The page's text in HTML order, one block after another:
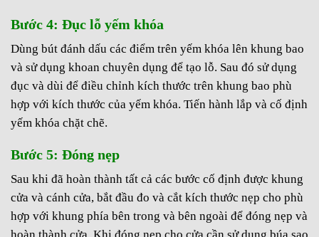
Bước 4: Đục lỗ yếm khóa
Dùng bút đánh dấu các điểm trên yếm khóa lên khung bao
và sử dụng khoan chuyên dụng để tạo lỗ. Sau đó sử dụng
đục và dùi để điều chỉnh kích thước trên khung bao phù
hợp với kích thước của yếm khóa. Tiến hành lắp và cố định
yếm khóa chặt chẽ.
Bước 5: Đóng nẹp
Sau khi đã hoàn thành tất cả các bước cố định được khung
cửa và cánh cửa, bắt đầu đo và cắt kích thước nẹp cho phù
hợp với khung phía bên trong và bên ngoài để đóng nẹp và